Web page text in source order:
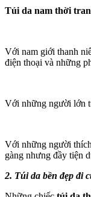
Túi da nam thời
Với nam giới thanh
điện thoại và những
Với những người lớn
Với những người
gàng nhưng đầy tiện
2. Túi da bền đẹp đi